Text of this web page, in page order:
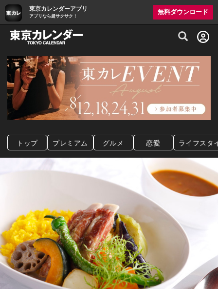
東京カレンダーアプリ
アプリなら超サクサク！
無料ダウンロード
グルメ情報・プレミアムレストラン予約
トップ プレミアム グルメ 恋愛 ライフスタ